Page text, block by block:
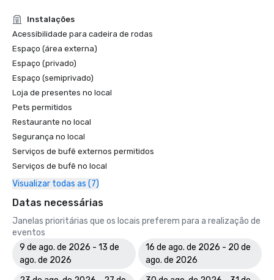
Instalações
Acessibilidade para cadeira de rodas
Espaço (área externa)
Espaço (privado)
Espaço (semiprivado)
Loja de presentes no local
Pets permitidos
Restaurante no local
Segurança no local
Serviços de bufê externos permitidos
Serviços de bufê no local
Visualizar todas as (7)
Datas necessárias
Janelas prioritárias que os locais preferem para a realização de
eventos
9 de ago. de 2026 - 13 de
ago. de 2026
16 de ago. de 2026 - 20 de
ago. de 2026